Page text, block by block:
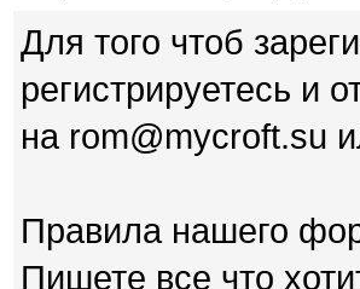
Для того чтоб
регистрируетесь и
на rom@mycroft.su
Правила нашего
Пишете все что